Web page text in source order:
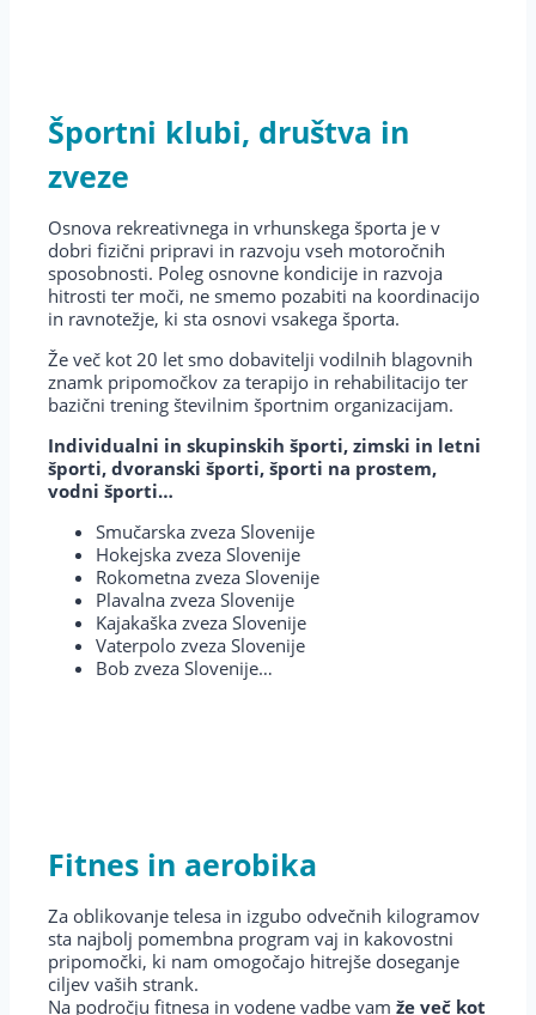
Športni klubi, društva in
zveze
Osnova rekreativnega in vrhunskega športa je v
dobri fizični pripravi in razvoju vseh motoročnih
sposobnosti. Poleg osnovne kondicije in razvoja
hitrosti ter moči, ne smemo pozabiti na koordinacijo
in ravnotežje, ki sta osnovi vsakega športa.
Že več kot 20 let smo dobavitelji vodilnih blagovnih
znamk pripomočkov za terapijo in rehabilitacijo ter
bazični trening številnim športnim organizacijam.
Individualni in skupinskih športi, zimski in letni
športi, dvoranski športi, športi na prostem,
vodni športi…
Smučarska zveza Slovenije
Hokejska zveza Slovenije
Rokometna zveza Slovenije
Plavalna zveza Slovenije
Kajakaška zveza Slovenije
Vaterpolo zveza Slovenije
Bob zveza Slovenije…
Fitnes in aerobika
Za oblikovanje telesa in izgubo odvečnih kilogramov
sta najbolj pomembna program vaj in kakovostni
pripomočki, ki nam omogočajo hitrejše doseganje
ciljev vaših strank.
Na področju fitnesa in vodene vadbe vam že več kot